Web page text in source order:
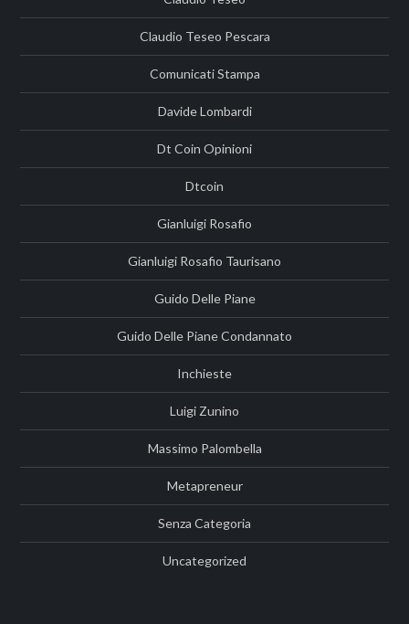
Claudio Teseo Pescara
Comunicati Stampa
Davide Lombardi
Dt Coin Opinioni
Dtcoin
Gianluigi Rosafio
Gianluigi Rosafio Taurisano
Guido Delle Piane
Guido Delle Piane Condannato
Inchieste
Luigi Zunino
Massimo Palombella
Metapreneur
Senza Categoria
Uncategorized